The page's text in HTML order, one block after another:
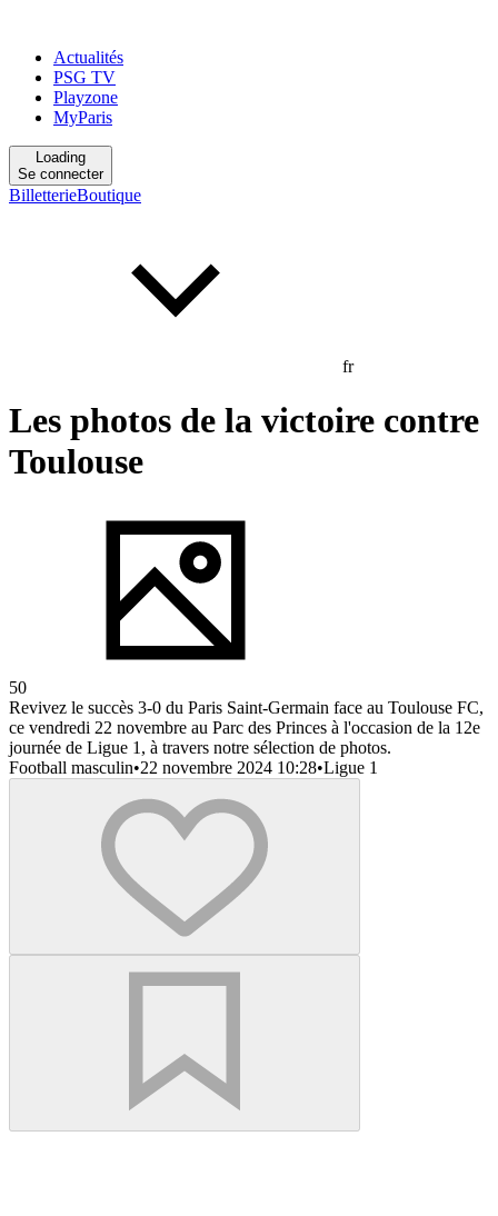
Actualités
PSG TV
Playzone
MyParis
Loading
Se connecter
BilletterieBoutique
fr
Les photos de la victoire contre
Toulouse
50
Revivez le succès 3-0 du Paris Saint-Germain face au Toulouse FC,
ce vendredi 22 novembre au Parc des Princes à l'occasion de la 12e
journée de Ligue 1, à travers notre sélection de photos.
Football masculin•22 novembre 2024 10:28•Ligue 1